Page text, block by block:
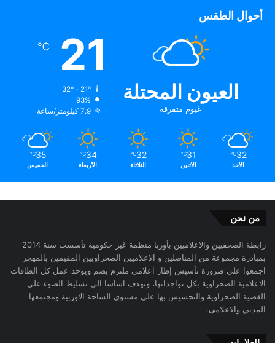
أحوال الطقس
العيون المحتلة
غيوم متفرقة
21
℃
32º - 21º
93%
7.9 كيلومتر/ساعة
32
℃
الأحد
31
℃
الأثنين
32
℃
الثلاثاء
34
℃
الأربعاء
35
℃
الخميس
من نحن
رابطة الصحفيين والاعلاميين بأوربا منظمة غير حكومية تأسست سنة 2014
بمبادرة مجموعة من المناضلين و الاعلاميين الصحراويين المقيمين بالمهجر
اجمعوا على ضرورة تأسيس إطار اعلامي ملتزم يضم ويوحد عمل كل الطاقات
الاعلامية الصحراوية بكل تواجداتها، وتهدف اساسا الى تسليط الضوء على
القضية الصحراوية والتحسيس بها على مستوى الساحة الاوربية ومجتمعها
المدني والاعلامي.